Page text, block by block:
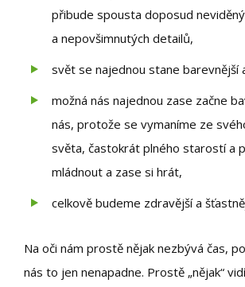
přibude spousta doposud
a nepovšimnutých detailů,
svět se najednou stane barevnější
možná nás najednou zase začne
nás, protože se vymaníme ze
světa, častokrát plného starostí a
mládnout a zase si hrát,
celkově budeme zdravější a
Na oči nám prostě nějak nezbývá čas,
nás to jen nenapadne. Prostě „nějak“